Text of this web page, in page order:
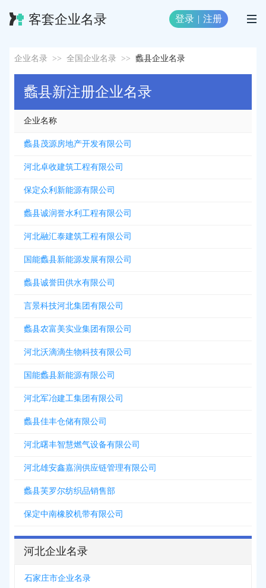
客套企业名录 登录 | 注册
企业名录 >> 全国企业名录 >> 蠡县企业名录
蠡县新注册企业名录
企业名称
蠡县茂源房地产开发有限公司
河北卓收建筑工程有限公司
保定众利新能源有限公司
蠡县诚润誉水利工程有限公司
河北融汇泰建筑工程有限公司
国能蠡县新能源发展有限公司
蠡县诚誉田供水有限公司
言景科技河北集团有限公司
蠡县农富美实业集团有限公司
河北沃滴滴生物科技有限公司
国能蠡县新能源有限公司
河北军冶建工集团有限公司
蠡县佳丰仓储有限公司
河北曙丰智慧燃气设备有限公司
河北雄安鑫嘉润供应链管理有限公司
蠡县芙罗尔纺织品销售部
保定中南橡胶机带有限公司
河北企业名录
石家庄市企业名录